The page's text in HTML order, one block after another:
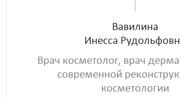
Вавилина
Инесса
Врач косметолог, врач
современной
косметологии